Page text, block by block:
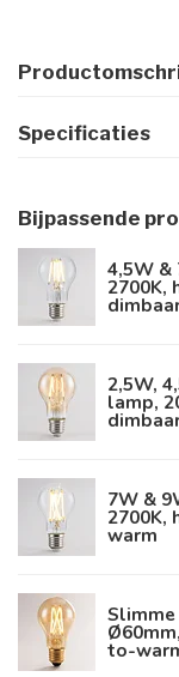
Specificaties
Bijpassende
4,5W
2700K,
2,5W,
lamp,
7W &
2700K,
warm
Slimme
to-